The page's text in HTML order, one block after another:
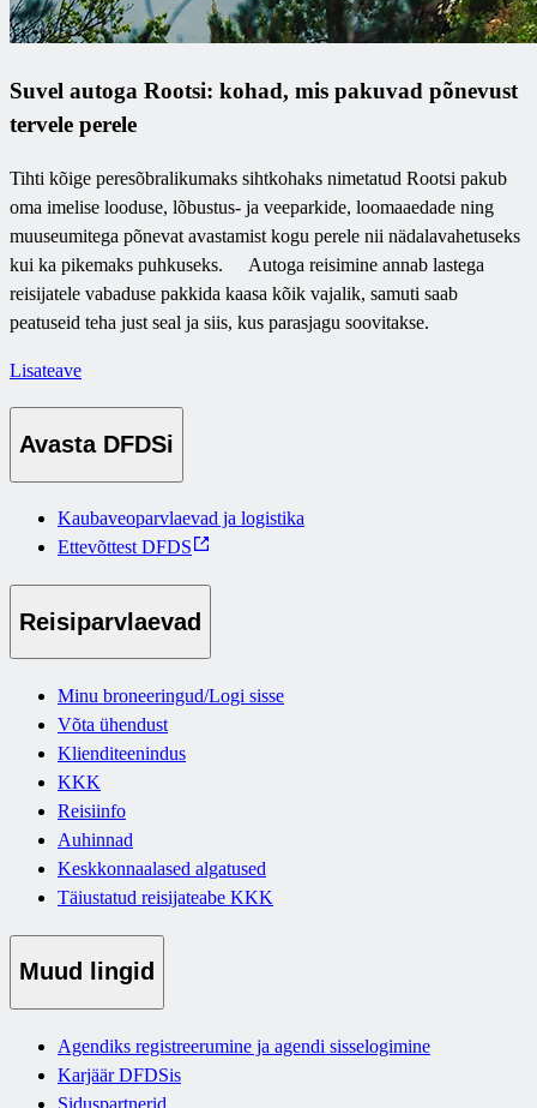
Suvel autoga Rootsi: kohad, mis pakuvad põnevust
tervele perele
Tihti kõige peresõbralikumaks sihtkohaks nimetatud Rootsi pakub
oma imelise looduse, lõbustus- ja veeparkide, loomaaedade ning
muuseumitega põnevat avastamist kogu perele nii nädalavahetuseks
kui ka pikemaks puhkuseks. Autoga reisimine annab lastega
reisijatele vabaduse pakkida kaasa kõik vajalik, samuti saab
peatuseid teha just seal ja siis, kus parasjagu soovitakse.
Lisateave
Avasta DFDSi
Kaubaveoparvlaevad ja logistika
Ettevõttest DFDS
Reisiparvlaevad
Minu broneeringud/Logi sisse
Võta ühendust
Klienditeenindus
KKK
Reisiinfo
Auhinnad
Keskkonnaalased algatused
Täiustatud reisijateabe KKK
Muud lingid
Agendiks registreerumine ja agendi sisselogimine
Karjäär DFDSis
Siduspartnerid